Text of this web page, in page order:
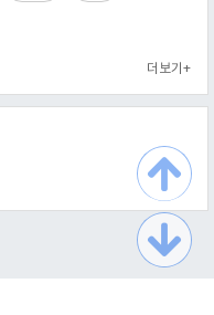
더보기+